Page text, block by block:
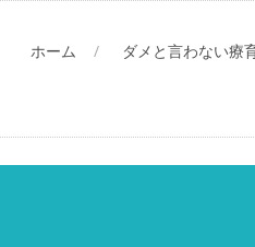
ホーム ダメと言わない療